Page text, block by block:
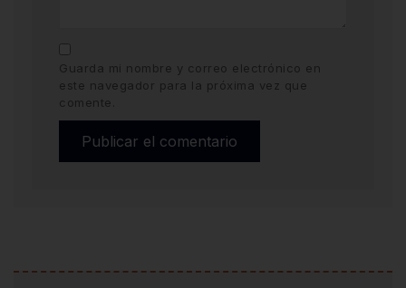
Guarda mi nombre y correo electrónico en
este navegador para la próxima vez que
comente.